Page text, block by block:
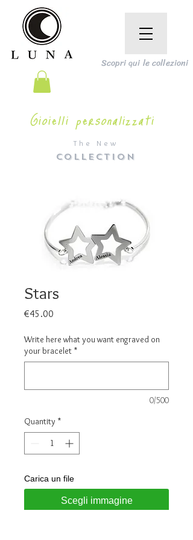
The New
COLLECTION
Scopri qui le collezioni
Gioielli personalizzati
Stars
€45.00
Write here what you want engraved on
your bracelet *
0/500
Quantity *
Carica un file
Scegli immagine